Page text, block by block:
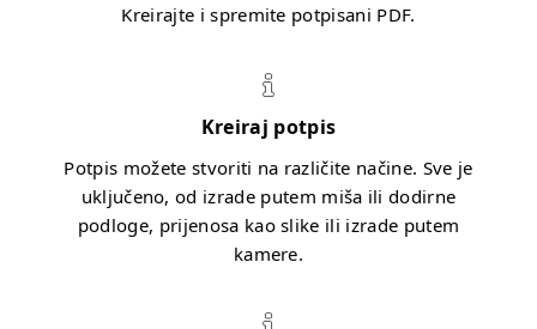
Kreirajte i spremite potpisani PDF.
Kreiraj potpis
Potpis možete stvoriti na različite načine. Sve je
uključeno, od izrade putem miša ili dodirne
podloge, prijenosa kao slike ili izrade putem
kamere.